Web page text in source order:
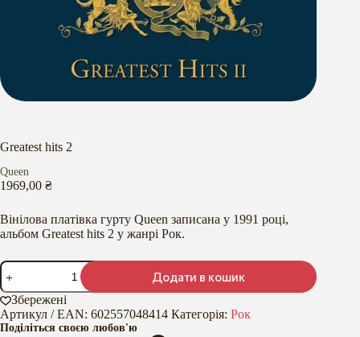
Greatest hits 2
Queen
1969,00 ₴
Вінілова платівка гурту Queen записана у 1991 році,
альбом Greatest hits 2 у жанрі Рок.
Greatest
hits
2
кількість
Додати в кошик
Збережені
Артикул / EAN: 602557048414 Категорія: Рок
Поділіться своєю любов'ю